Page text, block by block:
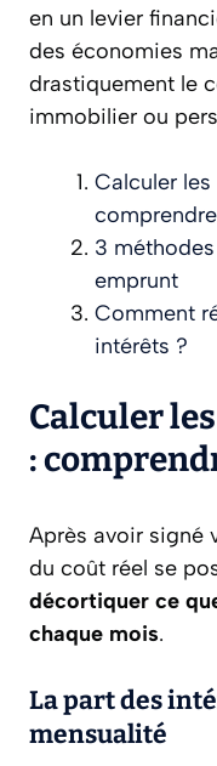
en un levier
des économies
drastiquement le
immobilier ou
Calculer les
3
emprunt
Comment
intérêts ?
Calculer
:
Après avoir signé
du coût réel se
décortiquer ce
chaque mois.
La part des
mensualité